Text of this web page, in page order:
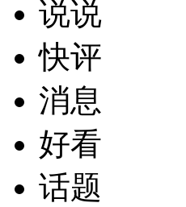
说说
快评
消息
好看
话题